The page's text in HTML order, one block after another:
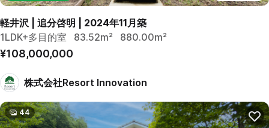
軽井沢 | 追分啓明 | 2024年11月築
1LDK+多目的室
83.52m² 880.00m²
¥108,000,000
株式会社Resort Innovation
44